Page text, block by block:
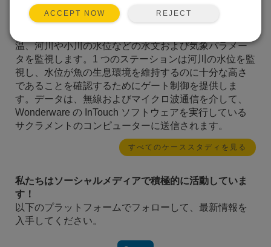
効率的な運用に不可欠な情報を提供するために、60 の
CR10X ベースの監視ステーションのネットワークを設
温、河川や小川の水位などの水文および気象パラメー
タを監視します。1 つのステーションは河川の水位を監
視し、水位が魚の生息環境を維持するのに十分な高さ
であることを確認するためにゲート制御を提供しま
す。データは、無線およびマイクロ波通信を介して、
Wonderware の InTouch ソフトウェアを実行している
サクラメントのコンピューターに送信されます。
すべてのケーススタディを見る
私たちはソーシャルメディアで積極的に活動していま
す！
以下のプラットフォームでフォローして、最新情報を
入手してください。
ACCEPT NOW REJECT